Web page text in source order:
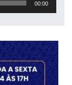
00:00